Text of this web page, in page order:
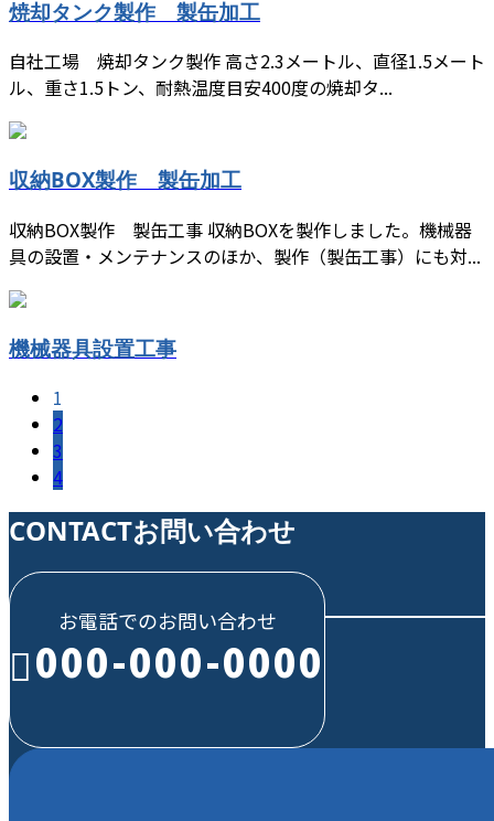
焼却タンク製作 製缶加工
自社工場 焼却タンク製作 高さ2.3メートル、直径1.5メート
ル、重さ1.5トン、耐熱温度目安400度の焼却タ...
収納BOX製作 製缶加工
収納BOX製作 製缶工事 収納BOXを製作しました。機械器
具の設置・メンテナンスのほか、製作（製缶工事）にも対...
機械器具設置工事
1
2
3
4
CONTACTお問い合わせ
お電話でのお問い合わせ
000-000-0000